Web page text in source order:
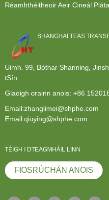
Réamhthéitheoir Aeir Cineál Pláta
SHANGHAI TEAS
Uimh. 99, Bóthar Shanning,
tSín
Glaoigh orainn anois: +86
Email:zhanglimei@shphe.com
Email:qiuying@shphe.com
TÉIGH I DTEAGMHÁIL LINN
FIOSRÚCHÁN ANOIS